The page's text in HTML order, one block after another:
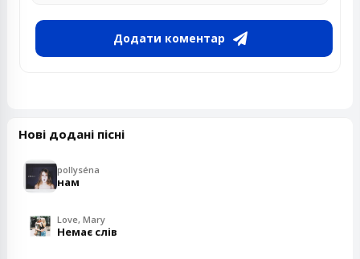
Додати коментар
Нові додані пісні
pollyséna
нам
Love, Mary
Немає слів